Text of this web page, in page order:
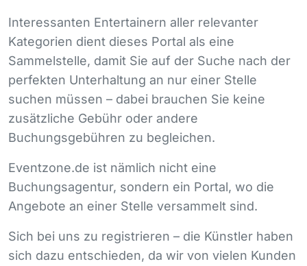
Interessanten Entertainern aller relevanter
Kategorien dient dieses Portal als eine
Sammelstelle, damit Sie auf der Suche nach der
perfekten Unterhaltung an nur einer Stelle
suchen müssen – dabei brauchen Sie keine
zusätzliche Gebühr oder andere
Buchungsgebühren zu begleichen.
Eventzone.de ist nämlich nicht eine
Buchungsagentur, sondern ein Portal, wo die
Angebote an einer Stelle versammelt sind.
Sich bei uns zu registrieren – die Künstler haben
sich dazu entschieden, da wir von vielen Kunden